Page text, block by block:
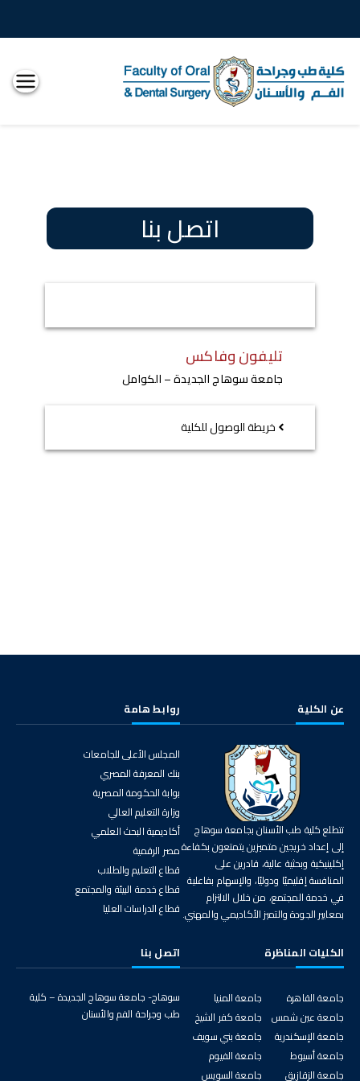
اتصل بنا
خريطة الوصول للكلية
تليفون وفاكس
جامعة سوهاج الجديدة – الكوامل
عن الكلية
تتطلع كلية طب الأسنان بجامعة سوهاج
إلى إعداد خريجين متميزين يتمتعون بكفاءة
إكلينيكية وبحثية عالية، قادرين على
المنافسة إقليميًا ودوليًا، والإسهام بفاعلية
في خدمة المجتمع، من خلال الالتزام
بمعايير الجودة والتميز الأكاديمي والمهني.
روابط هامة
المجلس الأعلى للجامعات
بنك المعرفة المصري
بوابة الحكومة المصرية
وزارة التعليم العالي
أكاديمية البحث العلمي
مصر الرقمية
قطاع التعليم والطلاب
قطاع خدمة البيئة والمجتمع
قطاع الدراسات العليا
الكليات المناظرة
جامعة القاهرة
جامعة عين شمس
جامعة الإسكندرية
جامعة أسيوط
جامعة الزقازيق
جامعة المنيا
جامعة كفر الشيخ
جامعة بني سويف
جامعة الفيوم
جامعة السويس
اتصل بنا
سوهاج- جامعة سوهاج الجديدة – كلية
طب وجراحة الفم والأسنان